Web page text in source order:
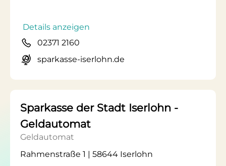
Details anzeigen
02371 2160
sparkasse-iserlohn.de
Sparkasse der Stadt Iserlohn -
Geldautomat
Geldautomat
Rahmenstraße 1 | 58644 Iserlohn